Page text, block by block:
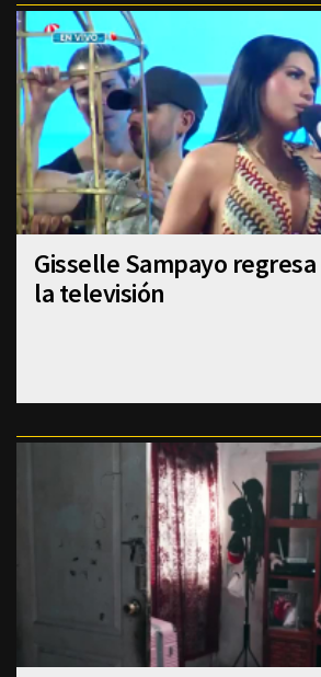
Gisselle Sampayo
la televisión